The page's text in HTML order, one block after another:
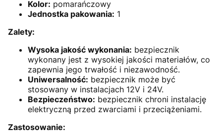
Kolor: pomarańczowy
Jednostka pakowania: 1
Zalety:
Wysoka jakość wykonania: bezpiecznik
wykonany jest z wysokiej jakości materiałów, co
zapewnia jego trwałość i niezawodność.
Uniwersalność: bezpiecznik może być
stosowany w instalacjach 12V i 24V.
Bezpieczeństwo: bezpiecznik chroni instalację
elektryczną przed zwarciami i przeciążeniami.
Zastosowanie: